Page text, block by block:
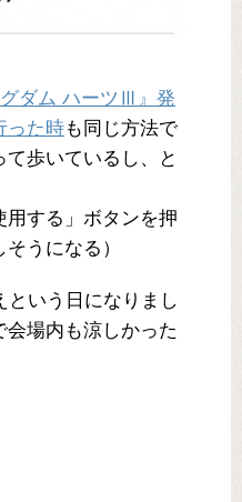
グダム ハーツⅢ』発
った時も同じ方法で
て歩いているし、と
用する」ボタンを押
うになる）
という日になりまし
場内も涼しかった